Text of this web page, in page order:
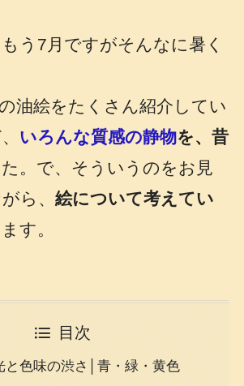
う7月ですがそんなに暑く
油絵をたくさん紹介してい
いろんな質感の静物を、昔
。で、そういうのをお見
ら、 絵について考えてい
す。
目次
と色味の渋さ│青・緑・黄色